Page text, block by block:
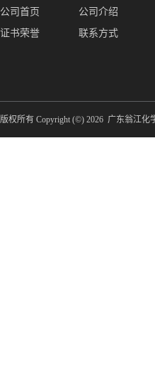
公司首页 公司介绍
证书荣誉
联系方式
版权所有 Copyright (©) 2026 广东翁江化